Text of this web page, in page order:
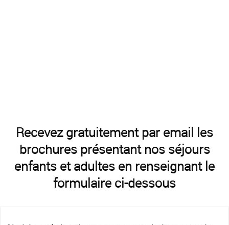
Recevez gratuitement par email les
brochures présentant nos séjours
enfants et adultes en renseignant le
formulaire ci-dessous